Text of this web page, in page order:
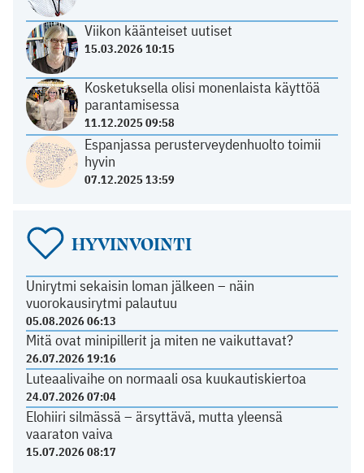
Viikon käänteiset uutiset
15.03.2026 10:15
Kosketuksella olisi monenlaista käyttöä
parantamisessa
11.12.2025 09:58
Espanjassa perusterveydenhuolto toimii
hyvin
07.12.2025 13:59
HYVINVOINTI
Unirytmi sekaisin loman jälkeen – näin
vuorokausirytmi palautuu
05.08.2026 06:13
Mitä ovat minipillerit ja miten ne vaikuttavat?
26.07.2026 19:16
Luteaalivaihe on normaali osa kuukautiskiertoa
24.07.2026 07:04
Elohiiri silmässä – ärsyttävä, mutta yleensä
vaaraton vaiva
15.07.2026 08:17